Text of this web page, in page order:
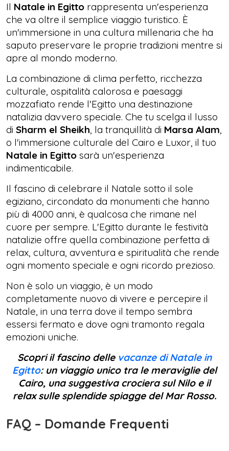
Il Natale in Egitto rappresenta un'esperienza
che va oltre il semplice viaggio turistico. È
un'immersione in una cultura millenaria che ha
saputo preservare le proprie tradizioni mentre si
apre al mondo moderno.
La combinazione di clima perfetto, ricchezza
culturale, ospitalità calorosa e paesaggi
mozzafiato rende l'Egitto una destinazione
natalizia davvero speciale. Che tu scelga il lusso
di Sharm el Sheikh, la tranquillità di Marsa Alam,
o l'immersione culturale del Cairo e Luxor, il tuo
Natale in Egitto sarà un'esperienza
indimenticabile.
Il fascino di celebrare il Natale sotto il sole
egiziano, circondato da monumenti che hanno
più di 4000 anni, è qualcosa che rimane nel
cuore per sempre. L'Egitto durante le festività
natalizie offre quella combinazione perfetta di
relax, cultura, avventura e spiritualità che rende
ogni momento speciale e ogni ricordo prezioso.
Non è solo un viaggio, è un modo
completamente nuovo di vivere e percepire il
Natale, in una terra dove il tempo sembra
essersi fermato e dove ogni tramonto regala
emozioni uniche.
Scopri il fascino delle vacanze di Natale in
Egitto: un viaggio unico tra le meraviglie del
Cairo, una suggestiva crociera sul Nilo e il
relax sulle splendide spiagge del Mar Rosso.
FAQ – Domande Frequenti